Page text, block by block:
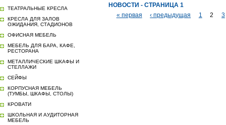
ТЕАТРАЛЬНЫЕ КРЕСЛА
КРЕСЛА ДЛЯ ЗАЛОВ
ОЖИДАНИЯ, СТАДИОНОВ
ОФИСНАЯ МЕБЕЛЬ
МЕБЕЛЬ ДЛЯ БАРА, КАФЕ,
РЕСТОРАНА
МЕТАЛЛИЧЕСКИЕ ШКАФЫ И
СТЕЛЛАЖИ
СЕЙФЫ
КОРПУСНАЯ МЕБЕЛЬ
(ТУМБЫ, ШКАФЫ, СТОЛЫ)
КРОВАТИ
ШКОЛЬНАЯ И АУДИТОРНАЯ
МЕБЕЛЬ
НОВОСТИ - СТРАНИЦА 1
« первая
‹ предыдущая 1 2 3